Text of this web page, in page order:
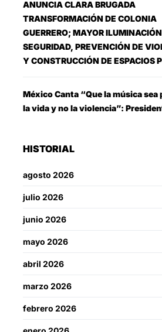
ANUNCIA CLARA BRUGADA
TRANSFORMACIÓN DE COLONIA
GUERRERO; MAYOR
SEGURIDAD, PREVENCIÓN DE
Y CONSTRUCCIÓN DE ESPACIOS
México Canta “Que la música sea
la vida y no la violencia”:
HISTORIAL
agosto 2026
julio 2026
junio 2026
mayo 2026
abril 2026
marzo 2026
febrero 2026